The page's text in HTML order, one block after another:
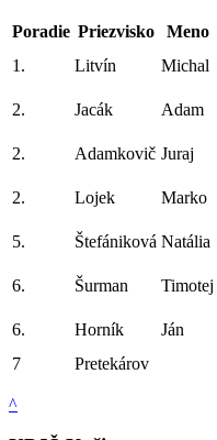
Poradie Priezvisko Meno
1.
Litvín Michal
2. Jacák Adam
2. Adamkovič Juraj
2. Lojek Marko
5. Štefániková Natália
6. Šurman Timotej
6. Horník Ján
7
Pretekárov
^